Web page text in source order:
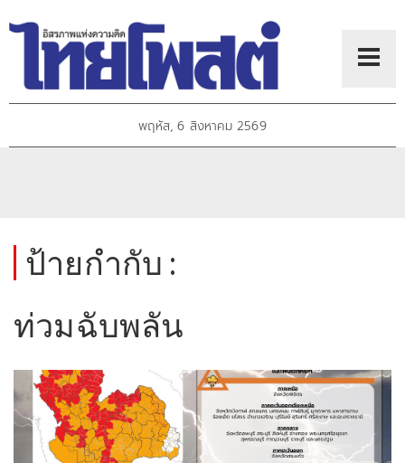
พฤหัส, 6 สิงหาคม 2569
ป้ายกำกับ :
ท่วมฉับพลัน